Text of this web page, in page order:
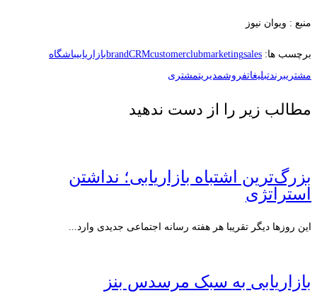
منبع : ویوان نیوز
برچسب ها: brandCRMcustomerclubmarketingsales بازاریابیباشگاه
مشتریبرندتبلیغاتفروشمدیریتمشتری
مطالب زیر را از دست ندهید
بزرگ‌ترین اشتباه بازاریابی؛ نداشتن
استراتژی
این روزها دیگر تقریبا هر هفته رسانه اجتماعی جدیدی وارد...
بازاریابی به سبک مرسدس بنز